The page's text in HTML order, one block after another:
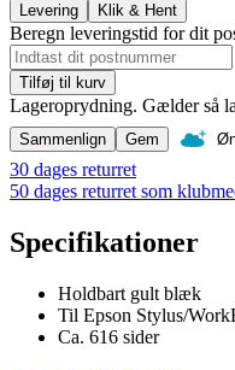
Levering
Klik & Hent
Beregn leveringstid for dit
Tilføj til kurv
Lageroprydning. Gælder så
Sammenlign Gem
30 dages returret
50 dages returret som
Specifikationer
Holdbart gult blæk
Til Epson Stylus/
Ca. 616 sider